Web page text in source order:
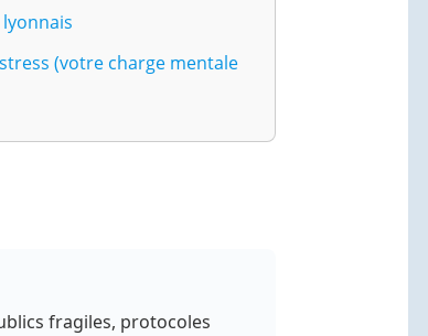
(votre charge mentale
fragiles, protocoles